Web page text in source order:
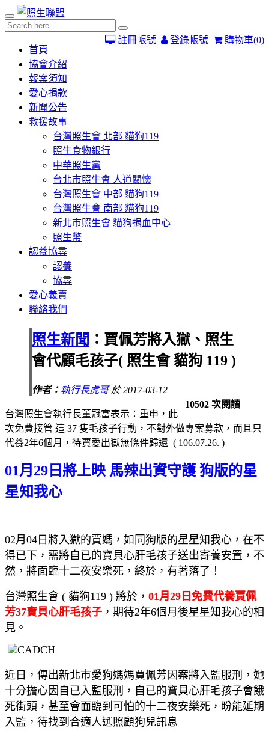
購物車(0)
登錄帳號
註冊帳號
首頁
協會介紹
報案須知
愛心捐款
新聞公告
救援故事
台灣照生會 北部 貓狗119
照生食物銀行
中華照生黨
台北市照生會 人道關懷
台灣照生會 中部 貓狗119
台灣照生會 南部 貓狗119
新北市照生會 貓狗捐血中心
照生幣
認養協尋
認養
協尋
愛心義賣
聯絡我們
照生新聞 ：賈佩芳將入獄、照生
會代顧毛孩子( 照生會 貓狗 119 )
作者： 執行長虎哥於 2017-03-12
10502 次閱讀
台灣照生會執行長董冠富表示：重申，此
次免費接管 這 37 隻毛孩子行動，不對外做專案募款，而且只
代養2年6個月，待賈愛出獄無條件歸還 ( 106.07.26. )
01月29日將上映 馬辣出資守護 狗版的星
星知我心
02月04日將入獄的賈媽，如同狗版的星星知我心，在不
得已下，需將自已的寶貝心肝毛孩子送出寄養安置，不
然，將面臨十二夜安樂死，終於，有著落了！
台灣照生會 ( 貓狗119 ) 將於， 01月29日免費代養賈佩
芳37寶貝心肝毛孩子 ，期待2年6個月後星星知我心的相
見。
近日，傳出新北市愛狗媽媽賈佩芳因案將入監服刑，她
十分擔心因自已入監服刑，自已的寶貝心肝毛孩子會餓
死街頭，甚至會面臨到可怕的十二夜安樂死，盼能延期
入監，待找到合適人選照顧狗兒訊息